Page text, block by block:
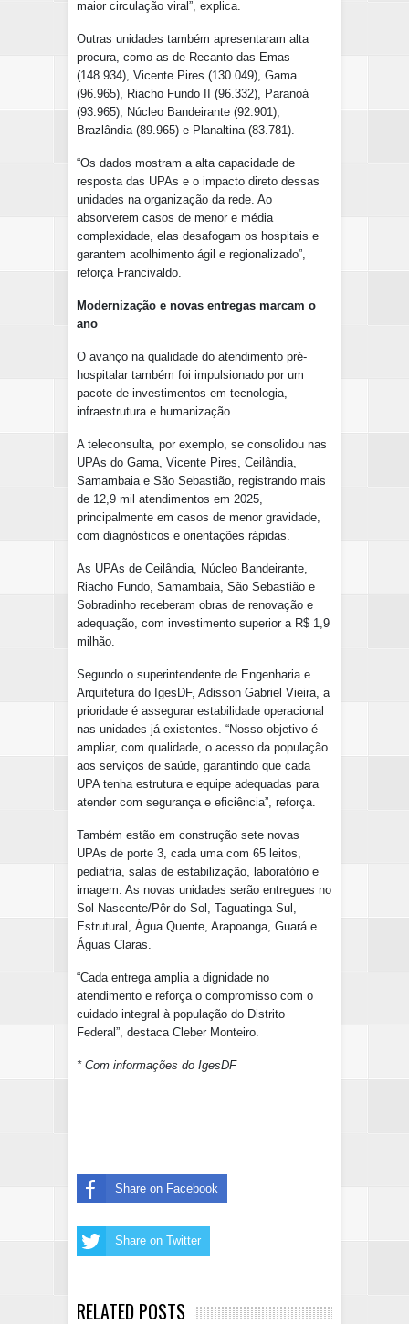
maior circulação viral”, explica.
Outras unidades também apresentaram alta
procura, como as de Recanto das Emas
(148.934), Vicente Pires (130.049), Gama
(96.965), Riacho Fundo II (96.332), Paranoá
(93.965), Núcleo Bandeirante (92.901),
Brazlândia (89.965) e Planaltina (83.781).
“Os dados mostram a alta capacidade de
resposta das UPAs e o impacto direto dessas
unidades na organização da rede. Ao
absorverem casos de menor e média
complexidade, elas desafogam os hospitais e
garantem acolhimento ágil e regionalizado”,
reforça Francivaldo.
Modernização e novas entregas marcam o
ano
O avanço na qualidade do atendimento pré-
hospitalar também foi impulsionado por um
pacote de investimentos em tecnologia,
infraestrutura e humanização.
A teleconsulta, por exemplo, se consolidou nas
UPAs do Gama, Vicente Pires, Ceilândia,
Samambaia e São Sebastião, registrando mais
de 12,9 mil atendimentos em 2025,
principalmente em casos de menor gravidade,
com diagnósticos e orientações rápidas.
As UPAs de Ceilândia, Núcleo Bandeirante,
Riacho Fundo, Samambaia, São Sebastião e
Sobradinho receberam obras de renovação e
adequação, com investimento superior a R$ 1,9
milhão.
Segundo o superintendente de Engenharia e
Arquitetura do IgesDF, Adisson Gabriel Vieira, a
prioridade é assegurar estabilidade operacional
nas unidades já existentes. “Nosso objetivo é
ampliar, com qualidade, o acesso da população
aos serviços de saúde, garantindo que cada
UPA tenha estrutura e equipe adequadas para
atender com segurança e eficiência”, reforça.
Também estão em construção sete novas
UPAs de porte 3, cada uma com 65 leitos,
pediatria, salas de estabilização, laboratório e
imagem. As novas unidades serão entregues no
Sol Nascente/Pôr do Sol, Taguatinga Sul,
Estrutural, Água Quente, Arapoanga, Guará e
Águas Claras.
“Cada entrega amplia a dignidade no
atendimento e reforça o compromisso com o
cuidado integral à população do Distrito
Federal”, destaca Cleber Monteiro.
* Com informações do IgesDF
Share on Facebook
Share on Twitter
RELATED POSTS